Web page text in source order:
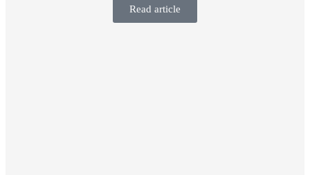
Read article